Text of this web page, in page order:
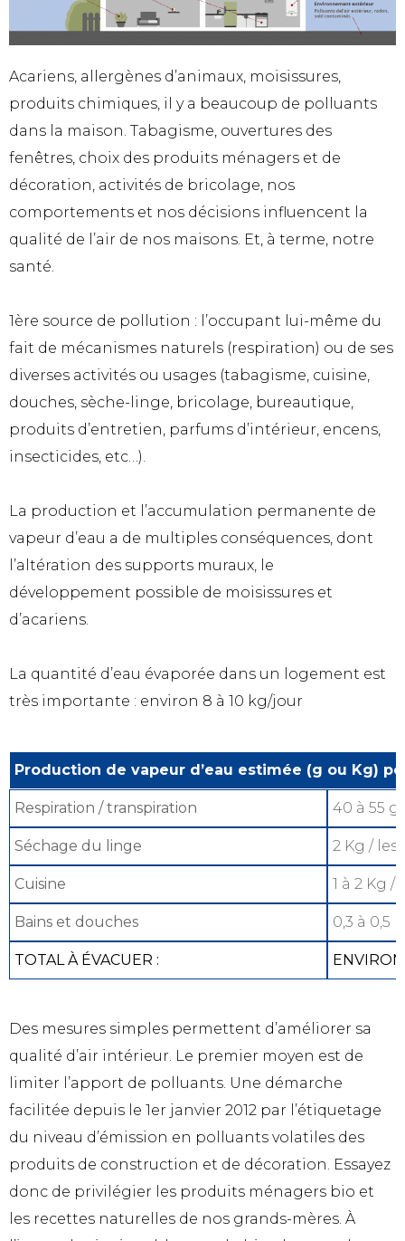
Acariens, allergènes d’animaux, moisissures,
produits chimiques, il y a beaucoup de polluants
dans la maison. Tabagisme, ouvertures des
fenêtres, choix des produits ménagers et de
décoration, activités de bricolage, nos
comportements et nos décisions influencent la
qualité de l’air de nos maisons. Et, à terme, notre
santé.
1ère source de pollution : l’occupant lui-même du
fait de mécanismes naturels (respiration) ou de ses
diverses activités ou usages (tabagisme, cuisine,
douches, sèche-linge, bricolage, bureautique,
produits d’entretien, parfums d’intérieur, encens,
insecticides, etc…).
La production et l’accumulation permanente de
vapeur d’eau a de multiples conséquences, dont
l’altération des supports muraux, le
développement possible de moisissures et
d’acariens.
La quantité d’eau évaporée dans un logement est
très importante : environ 8 à 10 kg/jour
Production de vapeur d’eau estimée (g ou Kg)
Respiration / transpiration 40 à 55
Séchage du linge 2 Kg /
Cuisine 1 à 2 Kg /
Bains et douches 0,3 à 0,5
TOTAL À ÉVACUER :
Des mesures simples permettent d’améliorer sa
qualité d’air intérieur. Le premier moyen est de
limiter l’apport de polluants. Une démarche
facilitée depuis le 1er janvier 2012 par l’étiquetage
du niveau d’émission en polluants volatiles des
produits de construction et de décoration. Essayez
donc de privilégier les produits ménagers bio et
les recettes naturelles de nos grands-mères. À